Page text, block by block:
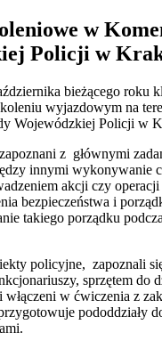
w
Policji w
bieżącego roku
wyjazdowym na
Wojewódzkiej Policji w
z głównymi
innymi wykonywanie
akcji czy
bezpieczeństwa i
takiego porządku
policyjne, zapoznali
sprzętem do
włączeni w ćwiczenia z
pododdziały